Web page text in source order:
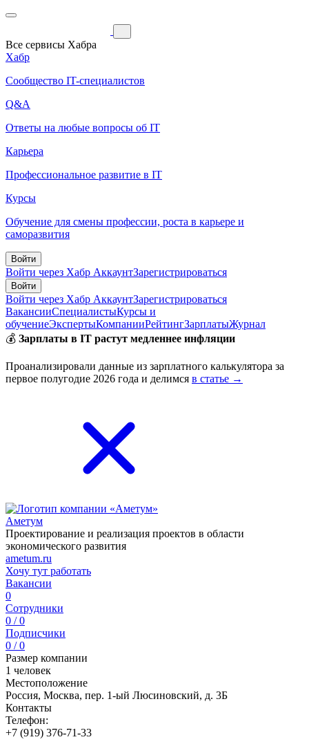
Все сервисы Хабра
Хабр
Сообщество IT-специалистов
Q&A
Ответы на любые вопросы об IT
Карьера
Профессиональное развитие в IT
Курсы
Обучение для смены профессии, роста в карьере и
саморазвития
Войти
Войти через Хабр АккаунтЗарегистрироваться
Войти
Войти через Хабр АккаунтЗарегистрироваться
ВакансииСпециалистыКурсы и
обучениеЭкспертыКомпанииРейтингЗарплатыЖурнал
💰 Зарплаты в IT растут медленнее инфляции
Проанализировали данные из зарплатного калькулятора за
первое полугодие 2026 года и делимся в статье →
Аметум
Проектирование и реализация проектов в области
экономического развития
ametum.ru
Хочу тут работать
Вакансии
0
Сотрудники
0 / 0
Подписчики
0 / 0
Размер компании
1 человек
Местоположение
Россия, Москва, пер. 1-ый Люсиновский, д. 3Б
Контакты
Телефон:
+7 (919) 376-71-33